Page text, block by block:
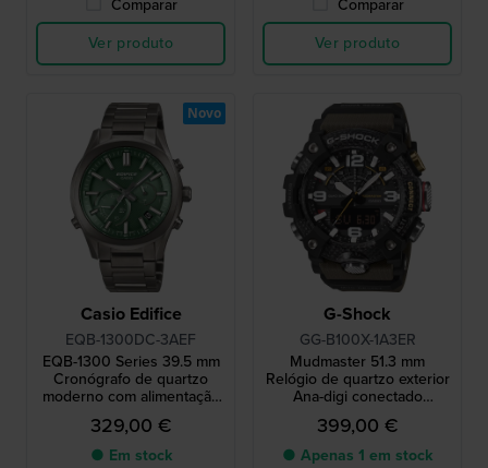
Comparar
Ver produto
Comparar
Ver produto
Casio Edifice
EQB-1300DC-3AEF
EQB-1300 Series 39.5 mm
Cronógrafo de quartzo
moderno com alimentação
solar e ligação ao
smartphone
329,00 €
● Em stock
Novo
G-Shock
GG-B100X-1A3ER
Mudmaster 51.3 mm
Relógio de quartzo exterior
Ana-digi conectado
resistente à lama
399,00 €
● Apenas 1 em stock